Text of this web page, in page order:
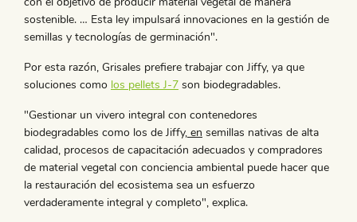
sostenible. … Esta ley impulsará innovaciones en la gestión de
semillas y tecnologías de germinación".
Por esta razón, Grisales prefiere trabajar con Jiffy, ya que
soluciones como los pellets J-7 son biodegradables.
"Gestionar un vivero integral con contenedores
biodegradables como los de Jiffy, en semillas nativas de alta
calidad, procesos de capacitación adecuados y compradores
de material vegetal con conciencia ambiental puede hacer que
la restauración del ecosistema sea un esfuerzo
verdaderamente integral y completo", explica.